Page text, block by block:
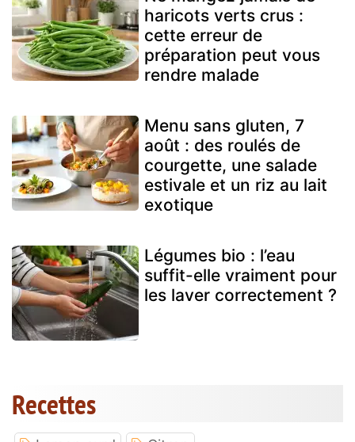
haricots verts crus :
cette erreur de
préparation peut vous
rendre malade
Menu sans gluten, 7
août : des roulés de
courgette, une salade
estivale et un riz au lait
exotique
Légumes bio : l’eau
suffit-elle vraiment pour
les laver correctement ?
Recettes